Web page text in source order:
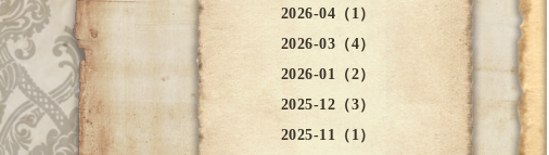
2026-04（1）
2026-03（4）
2026-01（2）
2025-12（3）
2025-11（1）